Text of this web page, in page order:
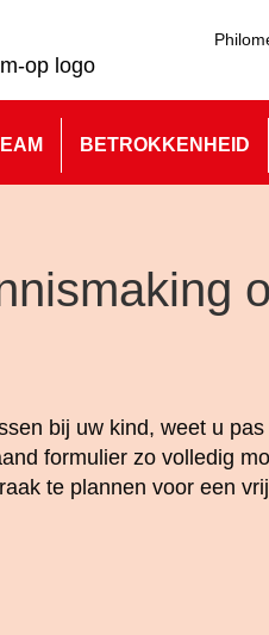
BETROKKENHEID
bij uw kind, weet u
formulier zo volledig
te plannen voor een